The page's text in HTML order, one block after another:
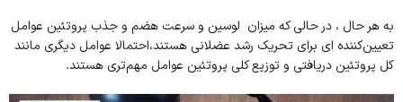
به هر حال ، در حالی که میزان لوسین و سرعت هضم و جذب پروتئین عوامل
تعیین‌کننده‌ ای برای تحریک رشد عضلانی هستند،احتمالا عوامل دیگری مانند
کل پروتئین دریافتی و توزیع کلی پروتئین عوامل مهم‌تری هستند.